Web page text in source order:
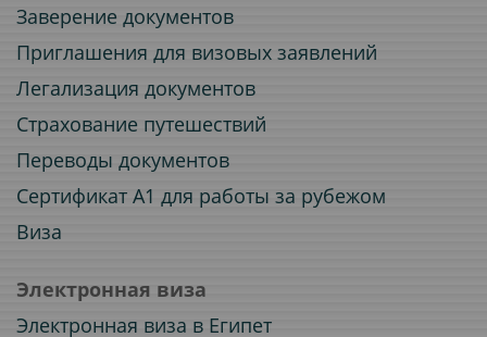
Заверение документов
Приглашения для визовых заявлений
Легализация документов
Страхование путешествий
Переводы документов
Сертификат A1 для работы за рубежом
Виза
Электронная виза
Электронная виза в Египет